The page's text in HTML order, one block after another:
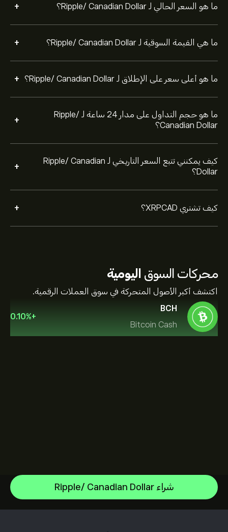
ما هو السعر الحالي لـ Ripple/ Canadian Dollar؟ +
ما هي القيمة السوقية لـ Ripple/ Canadian Dollar؟ +
ما هو أعلى سعر على الإطلاق لـ Ripple/ Canadian Dollar؟ +
ما هو حجم التداول على مدار 24 ساعة لـ Ripple/
Canadian Dollar؟
+
كيف يمكنني تتبع السعر التاريخي لـ Ripple/ Canadian
Dollar؟
+
كيف تشتري XRPCAD؟ +
محركات السوق اليومية
اكتشف أكبر الأصول المتحركة في سوق العملات الرقمية.
BCH
Bitcoin Cash
+
0.10%
شراء Ripple/ Canadian Dollar
Bitcoin
Ethereum